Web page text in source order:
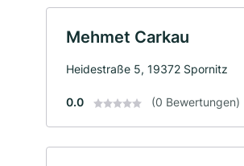
Mehmet Carkau
Heidestraße 5, 19372 Spornitz
0.0 (0 Bewertungen)